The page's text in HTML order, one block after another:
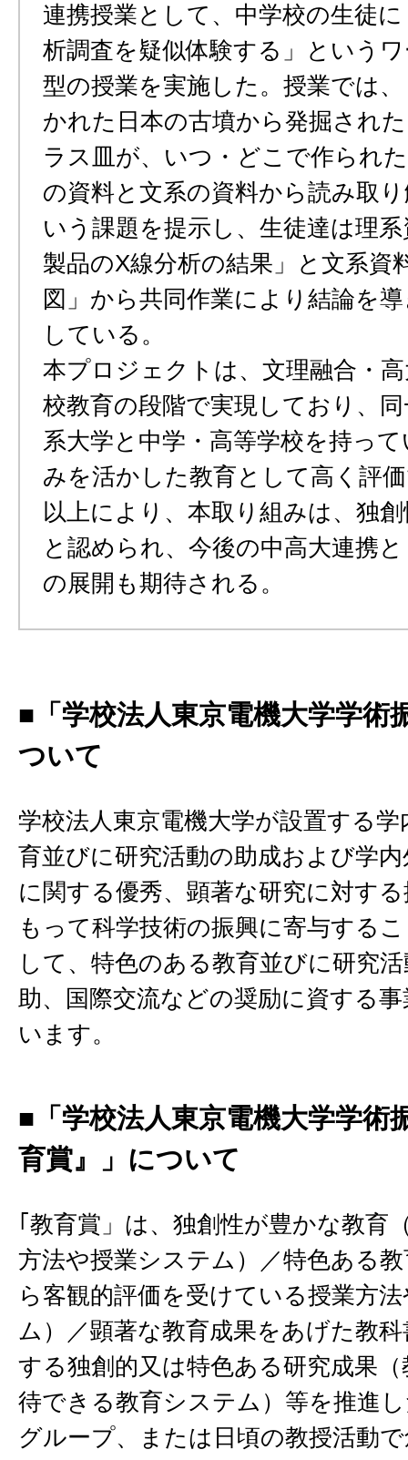
連携授業として、中学校の生徒
析調査を疑似体験する」という
型の授業を実施した。授業では
かれた日本の古墳から発掘され
ラス皿が、いつ・どこで作られ
の資料と文系の資料から読み取
いう課題を提示し、生徒達は理
製品のX線分析の結果」と文系資
図」から共同作業により結論を
している。
本プロジェクトは、文理融合・
校教育の段階で実現しており、
系大学と中学・高等学校を持っ
みを活かした教育として高く評
以上により、本取り組みは、独
と認められ、今後の中高大連携
の展開も期待される。
■「学校法人東京電機大学学術
ついて
学校法人東京電機大学が設置する
育並びに研究活動の助成および学
に関する優秀、顕著な研究に対す
もって科学技術の振興に寄与する
して、特色のある教育並びに研究
助、国際交流などの奨励に資する
います。
■「学校法人東京電機大学学術
育賞』」について
｢教育賞」は、独創性が豊かな教育
方法や授業システム）／特色ある
ら客観的評価を受けている授業方
ム）／顕著な教育成果をあげた教
する独創的又は特色ある研究成果
待できる教育システム）等を推進
グループ、または日頃の教授活動